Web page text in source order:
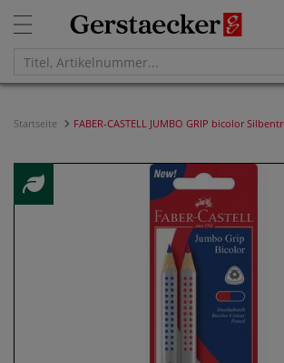
Startseite FABER-CASTELL JUMBO GRIP bicolor